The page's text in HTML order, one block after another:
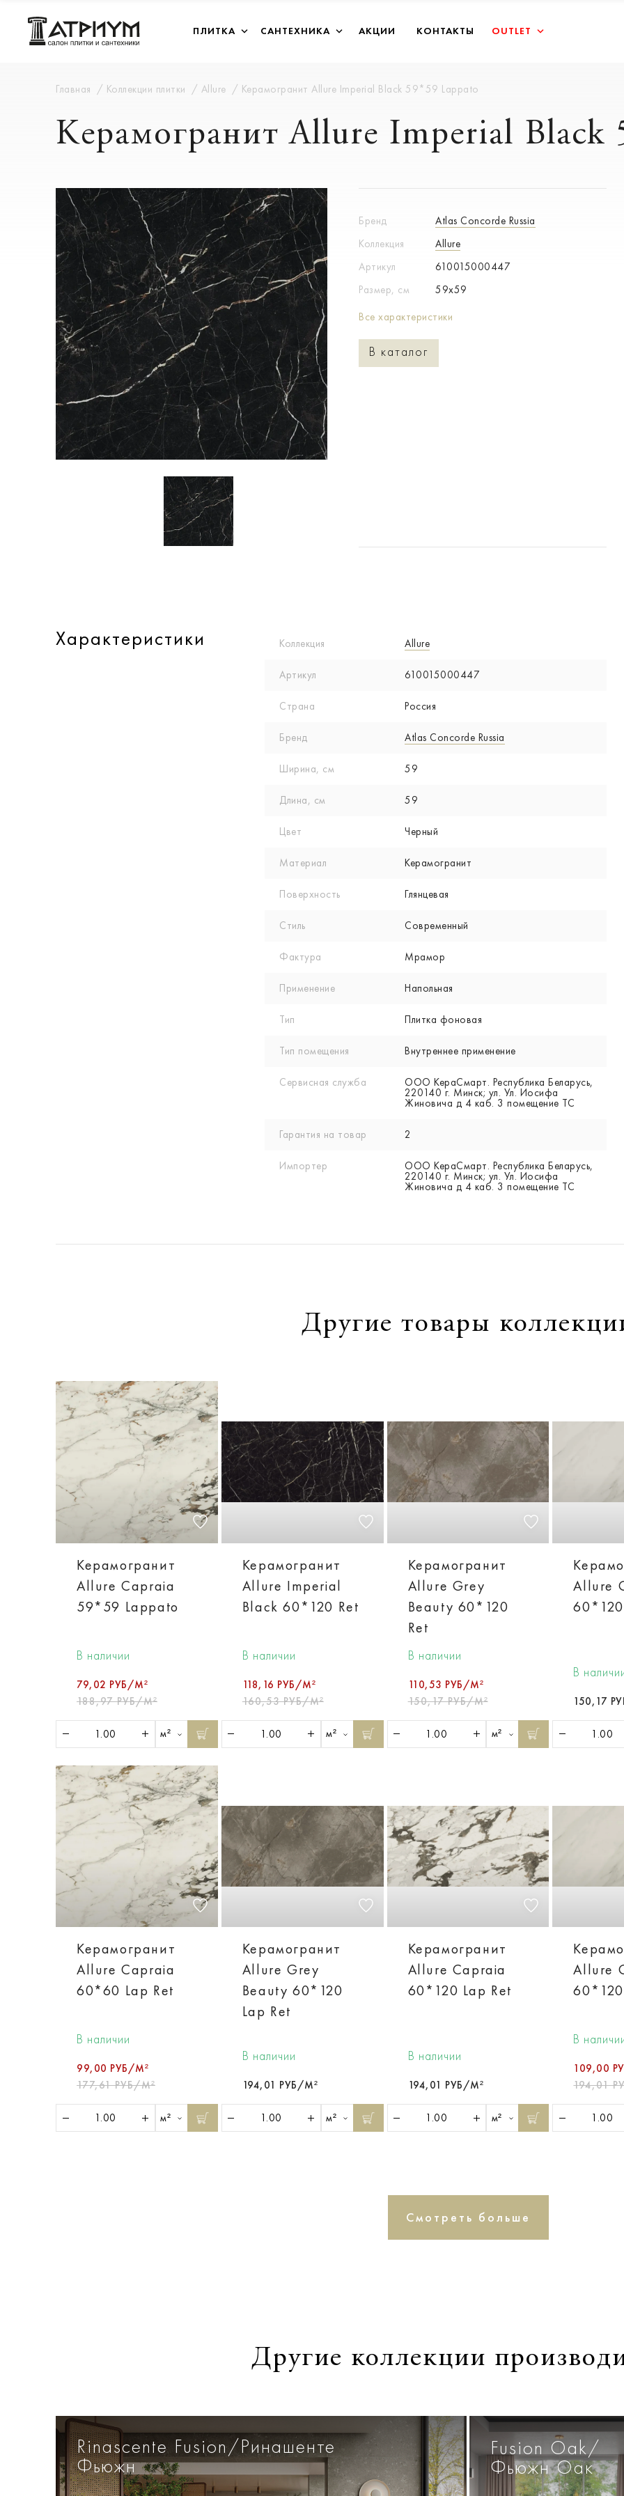
ПЛИТКА САНТЕХНИКА АКЦИИ КОНТАКТЫ OUTLET
Главная Коллекции плитки Allure Керамогранит Allure Imperial Black 59*59 Lappato
Керамогранит Allure Imperial Black
Бренд
Atlas Concorde Russia
Коллекция
Allure
Артикул
610015000447
Размер, см
59x59
Все характеристики
В каталог
Характеристики Коллекция Allure
Артикул 610015000447
Страна Россия
Бренд Atlas Concorde Russia
Ширина, см 59
Длина, см 59
Цвет Черный
Материал Керамогранит
Поверхность Глянцевая
Стиль Современный
Фактура Мрамор
Применение Напольная
Тип Плитка фоновая
Тип помещения Внутреннее применение
Сервисная служба
ООО КераСмарт. Республика Беларусь,
220140 г. Минск; ул. Ул. Иосифа
Жиновича д 4 каб. 3 помещение ТС
Гарантия на товар 2
Импортер
ООО КераСмарт. Республика Беларусь,
220140 г. Минск; ул. Ул. Иосифа
Жиновича д 4 каб. 3 помещение ТС
Другие товары
Керамогранит
Allure Capraia
59*59 Lappato
В наличии
79,02 РУБ/М²
188,97 РУБ/М²
м²
Керамогранит
Allure Imperial
Black 60*120 Ret
В наличии
118,16 РУБ/М²
160,53 РУБ/М²
м²
Керамогранит
Allure Grey
Beauty 60*120
Ret
В наличии
110,53 РУБ/М²
150,17 РУБ/М²
м²
Allure
В
150,17
Керамогранит
Allure Capraia
60*60 Lap Ret
В наличии
99,00 РУБ/М²
177,61 РУБ/М²
м²
Керамогранит
Allure Grey
Beauty 60*120
Lap Ret
В наличии
194,01 РУБ/М²
м²
Керамогранит
Allure Capraia
60*120 Lap Ret
В наличии
194,01 РУБ/М²
м²
Allure
В
109,00
194,01
Смотреть больше
Другие коллекции
Rinascente Fusion/Ринашенте
Фьюжн
Fusion Oak/
Фьюжн Оак